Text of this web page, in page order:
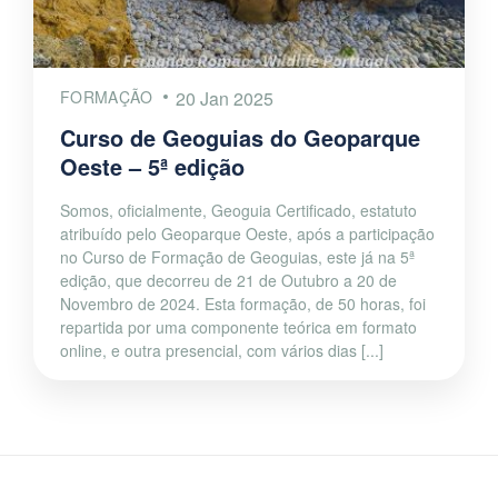
FORMAÇÃO 20 Jan 2025
Curso de Geoguias do Geoparque
Oeste – 5ª edição
Somos, oficialmente, Geoguia Certificado, estatuto
atribuído pelo Geoparque Oeste, após a participação
no Curso de Formação de Geoguias, este já na 5ª
edição, que decorreu de 21 de Outubro a 20 de
Novembro de 2024. Esta formação, de 50 horas, foi
repartida por uma componente teórica em formato
online, e outra presencial, com vários dias [...]